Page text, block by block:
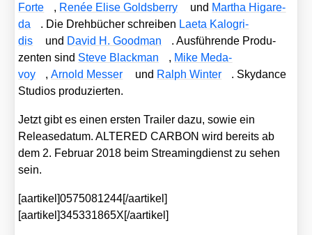
For­te
, Renée Eli­se Golds­ber­ry und Mar­tha Higare­
da
. Die Dreh­bü­cher schrei­ben Laeta Kalogri­
dis
und David H. Good­man
. Aus­füh­ren­de Pro­du­
zen­ten sind Ste­ve Black­man , Mike Meda­
voy
,Arnold Mes­ser und Ralph Win­ter
. Sky­dance
Stu­di­os pro­du­zier­ten.
Jetzt gibt es einen ers­ten Trai­ler dazu, sowie ein
Release­da­tum. ALTERED CARBON wird bereits ab
dem 2. Febru­ar 2018 beim Strea­ming­dienst zu sehen
sein.
[aartikel]0575081244[/aartikel]
[aartikel]345331865X[/aartikel]